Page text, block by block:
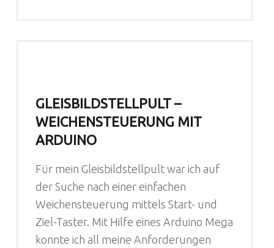
GLEISBILDSTELLPULT –
WEICHENSTEUERUNG MIT
ARDUINO
Für mein Gleisbildstellpult war ich auf
der Suche nach einer einfachen
Weichensteuerung mittels Start- und
Ziel-Taster. Mit Hilfe eines Arduino Mega
konnte ich all meine Anforderungen